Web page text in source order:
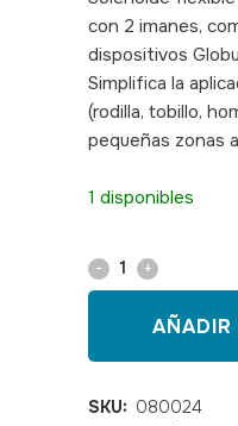
con 2 imanes,
dispositivos
Simplifica la
(rodilla, tobillo,
pequeñas zonas
1 disponibles
Solenoide
30x10
para
SKU: 080024